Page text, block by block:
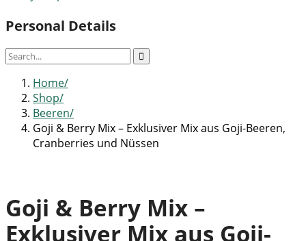
Personal Details
Home
Shop
Beeren
Goji & Berry Mix – Exklusiver Mix aus Goji-Beeren,
Cranberries und Nüssen
Goji & Berry Mix –
Exklusiver Mix aus Goji-